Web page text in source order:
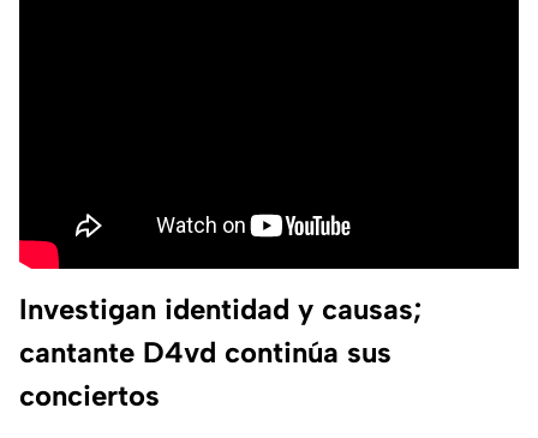
Investigan identidad y causas;
cantante D4vd continúa sus
conciertos